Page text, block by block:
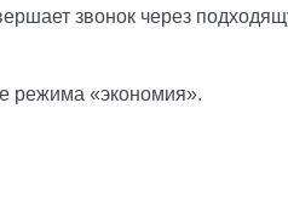
звонок через
режима «экономия».